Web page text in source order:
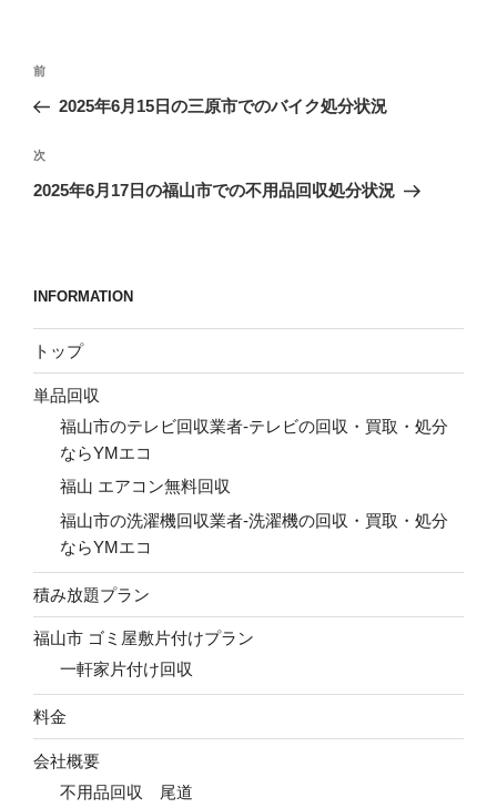
投
ナ
ビ
ゲ
ン
前
の
稿
前
2025年6月15日の三原市でのバイク処分状況
次
の
次
2025年6月17日の福山市での不用品回収処分状況
INFORMATION
トップ
単品回収
福山市のテレビ回収業者-テレビの回収・買取・処分
ならYMエコ
福山 エアコン無料回収
福山市の洗濯機回収業者-洗濯機の回収・買取・処分
ならYMエコ
積み放題プラン
福山市 ゴミ屋敷片付けプラン
一軒家片付け回収
料金
会社概要
不用品回収 尾道